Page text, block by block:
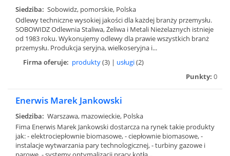
Siedziba: Sobowidz, pomorskie, Polska
Odlewy techniczne wysokiej jakości dla każdej branży przemysłu.
SOBOWIDZ Odlewnia Staliwa, Żeliwa i Metali Nieżelaznych istnieje
od 1983 roku. Wykonujemy odlewy dla prawie wszystkich branż
przemysłu. Produkcja seryjna, wielkoseryjna i...
Firma oferuje: produkty(3) | usługi(2)
Punkty: 0
Enerwis Marek Jankowski
Siedziba: Warszawa, mazowieckie, Polska
Fima Enerwis Marek Jankowski dostarcza na rynek takie produkty
jak: - elektrociepłownie biomasowe, - ciepłownie biomasowe, -
instalacje wytwarzania pary technologicznej, - turbiny gazowe i